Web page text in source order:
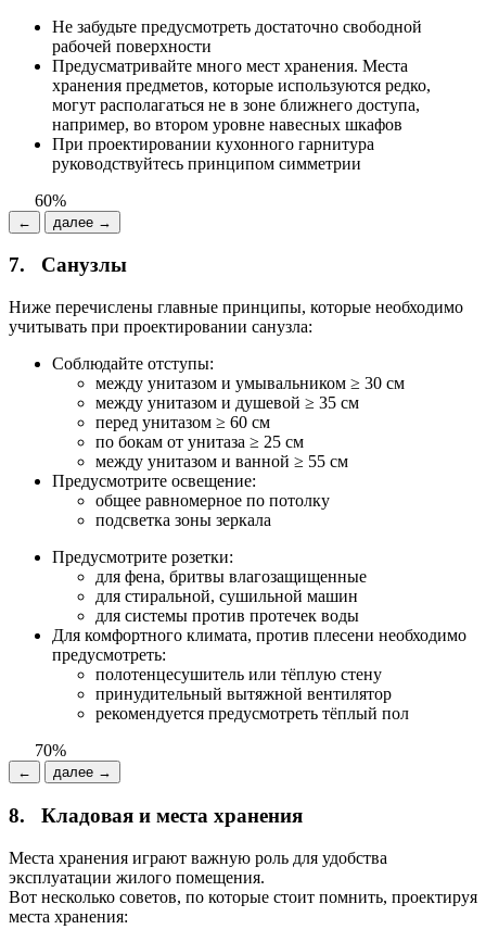
Не забудьте предусмотреть достаточно свободной
рабочей поверхности
Предусматривайте много мест хранения. Места
хранения предметов, которые используются редко,
могут располагаться не в зоне ближнего доступа,
например, во втором уровне навесных шкафов
При проектировании кухонного гарнитура
руководствуйтесь принципом симметрии
60%
← далее →
7. Санузлы
Ниже перечислены главные принципы, которые необходимо
учитывать при проектировании санузла:
Соблюдайте отступы:
между унитазом и умывальником ≥ 30 см
между унитазом и душевой ≥ 35 см
перед унитазом ≥ 60 см
по бокам от унитаза ≥ 25 см
между унитазом и ванной ≥ 55 см
Предусмотрите освещение:
общее равномерное по потолку
подсветка зоны зеркала
Предусмотрите розетки:
для фена, бритвы влагозащищенные
для стиральной, сушильной машин
для системы против протечек воды
Для комфортного климата, против плесени необходимо
предусмотреть:
полотенцесушитель или тёплую стену
принудительный вытяжной вентилятор
рекомендуется предусмотреть тёплый пол
70%
← далее →
8. Кладовая и места хранения
Места хранения играют важную роль для удобства
эксплуатации жилого помещения.
Вот несколько советов, по которые стоит помнить, проектируя
места хранения: